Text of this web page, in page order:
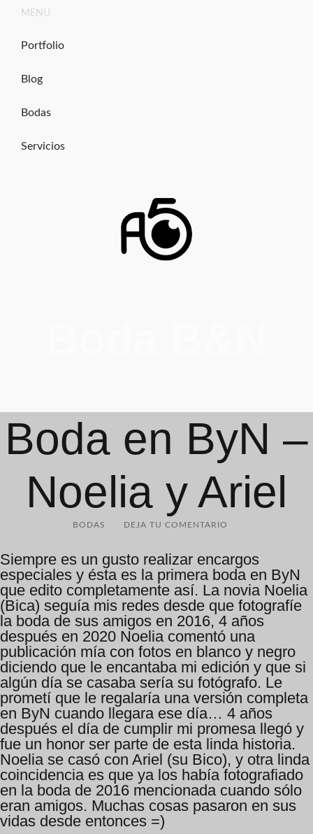
contenido
MENU
Portfolio
Blog
Bodas
Servicios
Boda en ByN –
Noelia y Ariel
BODAS DEJA TU COMENTARIO
Siempre es un gusto realizar encargos
especiales y ésta es la primera boda en ByN
que edito completamente así. La novia Noelia
(Bica) seguía mis redes desde que fotografíe
la boda de sus amigos en 2016, 4 años
después en 2020 Noelia comentó una
publicación mía con fotos en blanco y negro
diciendo que le encantaba mi edición y que si
algún día se casaba sería su fotógrafo. Le
prometí que le regalaría una versión completa
en ByN cuando llegara ese día… 4 años
después el día de cumplir mi promesa llegó y
fue un honor ser parte de esta linda historia.
Noelia se casó con Ariel (su Bico), y otra linda
coincidencia es que ya los había fotografiado
en la boda de 2016 mencionada cuando sólo
eran amigos. Muchas cosas pasaron en sus
vidas desde entonces =)